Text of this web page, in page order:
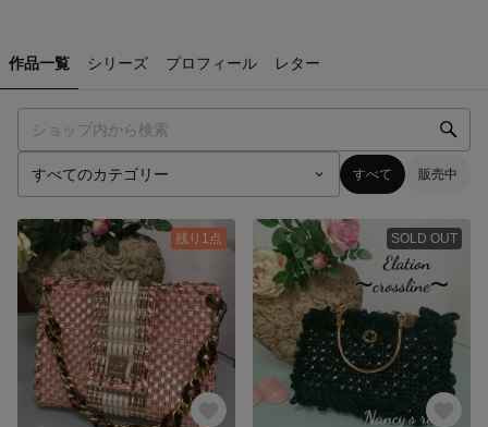
作品一覧 シリーズ プロフィール レター
すべて 販売中
残り1点 SOLD OUT